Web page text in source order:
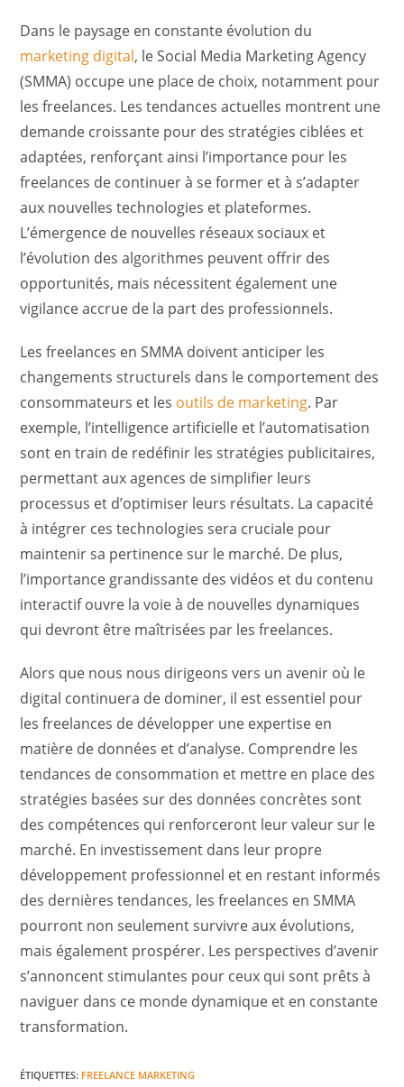
Dans le paysage en constante évolution du
marketing digital, le Social Media Marketing Agency
(SMMA) occupe une place de choix, notamment pour
les freelances. Les tendances actuelles montrent une
demande croissante pour des stratégies ciblées et
adaptées, renforçant ainsi l’importance pour les
freelances de continuer à se former et à s’adapter
aux nouvelles technologies et plateformes.
L’émergence de nouvelles réseaux sociaux et
l’évolution des algorithmes peuvent offrir des
opportunités, mais nécessitent également une
vigilance accrue de la part des professionnels.
Les freelances en SMMA doivent anticiper les
changements structurels dans le comportement des
consommateurs et les outils de marketing. Par
exemple, l’intelligence artificielle et l’automatisation
sont en train de redéfinir les stratégies publicitaires,
permettant aux agences de simplifier leurs
processus et d’optimiser leurs résultats. La capacité
à intégrer ces technologies sera cruciale pour
maintenir sa pertinence sur le marché. De plus,
l’importance grandissante des vidéos et du contenu
interactif ouvre la voie à de nouvelles dynamiques
qui devront être maîtrisées par les freelances.
Alors que nous nous dirigeons vers un avenir où le
digital continuera de dominer, il est essentiel pour
les freelances de développer une expertise en
matière de données et d’analyse. Comprendre les
tendances de consommation et mettre en place des
stratégies basées sur des données concrètes sont
des compétences qui renforceront leur valeur sur le
marché. En investissement dans leur propre
développement professionnel et en restant informés
des dernières tendances, les freelances en SMMA
pourront non seulement survivre aux évolutions,
mais également prospérer. Les perspectives d’avenir
s’annoncent stimulantes pour ceux qui sont prêts à
naviguer dans ce monde dynamique et en constante
transformation.
ÉTIQUETTES: FREELANCE MARKETING